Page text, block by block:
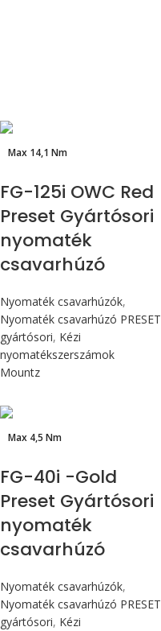
Max 14,1 Nm
FG-125i OWC Red
Preset Gyártósori
nyomaték
csavarhúzó
Nyomaték csavarhúzók,
Nyomaték csavarhúzó PRESET
gyártósori, Kézi
nyomatékszerszámok
Mountz
Max 4,5 Nm
FG-40i -Gold
Preset Gyártósori
nyomaték
csavarhúzó
Nyomaték csavarhúzók,
Nyomaték csavarhúzó PRESET
gyártósori, Kézi